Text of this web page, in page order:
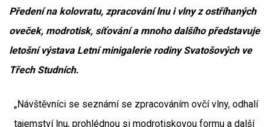
Předení na kolovratu, zpracování lnu i vlny z ostříhaných
oveček, modrotisk, síťování a mnoho dalšího představuje
letošní výstava Letní minigalerie rodiny Svatošových ve
Třech Studních.
„Návštěvníci se seznámí se zpracováním ovčí vlny, odhalí
tajemství lnu, prohlédnou si modrotiskovou formu a další